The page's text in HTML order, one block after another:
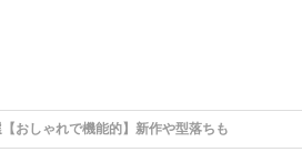
おしゃれで機能的】新作や型落ちも